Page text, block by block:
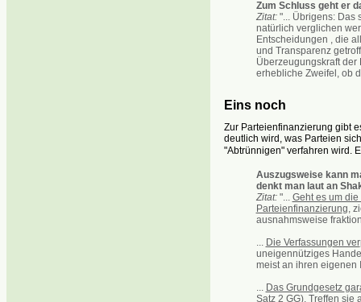
Zum Schluss geht er
Zitat:"... Übrigens: Das
natürlich verglichen
Entscheidungen , die
und Transparenz
Überzeugungskraft
erhebliche Zweifel, ob
Eins noch
Zur Parteienfinanzierung gibt
deutlich wird, was Parteien
"Abtrünnigen" verfahren wird.
Auszugsweise kann
denkt man laut an
Zitat:"... Geht es um die
Parteienfinanzierung,
ausnahmsweise
... Die Verfassungen ver
uneigennütziges
meist an ihren eigenen
... Das Grundgesetz g
Satz 2 GG). Treffen sie